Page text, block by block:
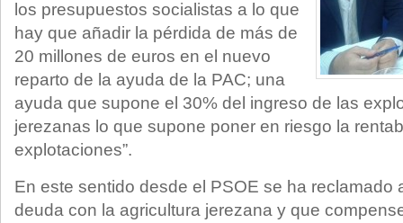
los presupuestos socialistas a lo que
hay que añadir la pérdida de más de
20 millones de euros en el nuevo
reparto de la ayuda de la PAC; una
ayuda que supone el 30% del ingreso de las
jerezanas lo que supone poner en riesgo la
explotaciones”.
En este sentido desde el PSOE se ha reclamado
deuda con la agricultura jerezana y que